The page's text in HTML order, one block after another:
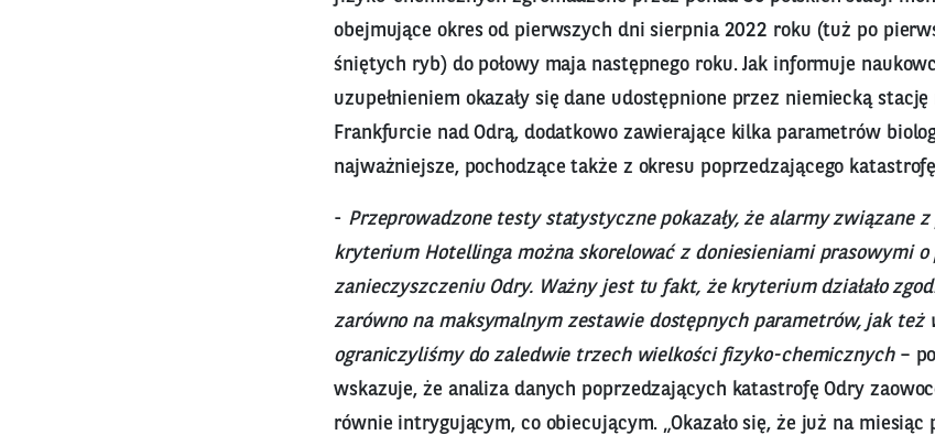
obejmujące okres od pierwszych dni sierpnia 2022 roku (tuż po
śniętych ryb) do połowy maja następnego roku. Jak informuje
uzupełnieniem okazały się dane udostępnione przez niemiecką
Frankfurcie nad Odrą, dodatkowo zawierające kilka parametrów
najważniejsze, pochodzące także z okresu poprzedzającego
- Przeprowadzone testy statystyczne pokazały, że alarmy związane
kryterium Hotellinga można skorelować z doniesieniami prasowymi o
zanieczyszczeniu Odry. Ważny jest tu fakt, że kryterium działało
zarówno na maksymalnym zestawie dostępnych parametrów, jak też
ograniczyliśmy do zaledwie trzech wielkości fizyko-chemicznych–
wskazuje, że analiza danych poprzedzających katastrofę Odry
równie intrygującym, co obiecującym. „Okazało się, że już na